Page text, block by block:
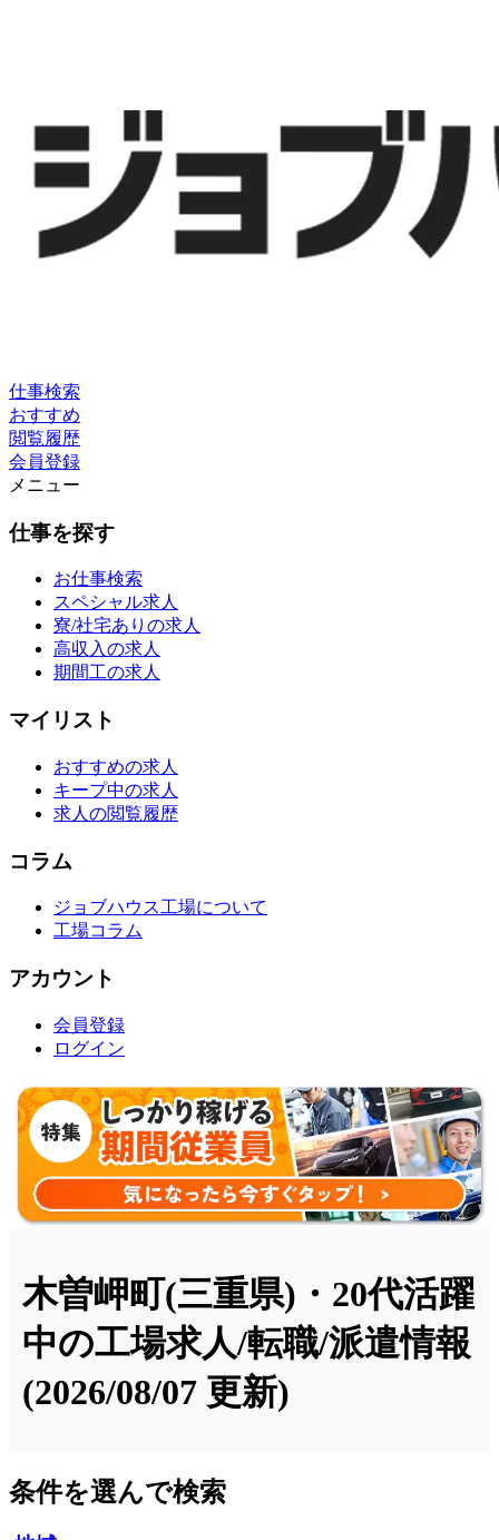
仕事検索
おすすめ
閲覧履歴
会員登録
メニュー
仕事を探す
お仕事検索
スペシャル求人
寮/社宅ありの求人
高収入の求人
期間工の求人
マイリスト
おすすめの求人
キープ中の求人
求人の閲覧履歴
コラム
ジョブハウス工場について
工場コラム
アカウント
会員登録
ログイン
木曽岬町(三重県)・20代活躍
中の工場求人/転職/派遣情報
(2026/08/07 更新)
条件を選んで検索